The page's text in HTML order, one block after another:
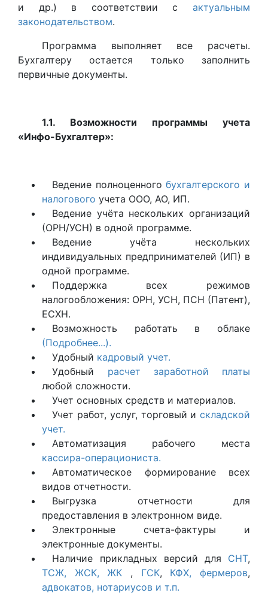
и др.) в соответствии с актуальным
законодательством.
Программа выполняет все расчеты.
Бухгалтеру остается только заполнить
первичные документы.
1.1. Возможности программы учета
«Инфо-Бухгалтер»:
Ведение полноценногобухгалтерского и
налогового учета ООО, АО, ИП.
Ведение учёта нескольких организаций
(ОРН/УСН) в одной программе.
Ведение учёта нескольких
индивидуальных предпринимателей (ИП) в
одной программе.
Поддержка всех режимов
налогообложения: ОРН, УСН, ПСН (Патент),
ЕСХН.
Возможность работать в облаке
(Подробнее...).
Удобный кадровый учет.
Удобный расчет заработной платы
любой сложности.
Учет основных средств и материалов.
Учет работ, услуг, торговый и складской
учет.
Автоматизация рабочего места
кассира-операциониста.
Автоматическое формирование всех
видов отчетности.
Выгрузка отчетности для
предоставления в электронном виде.
Электронные счета-фактуры и
электронные документы.
Наличие прикладных версий для СНТ,
ТСЖ, ЖСК, ЖК , ГСК, КФХ, фермеров,
адвокатов, нотариусов и т.п.